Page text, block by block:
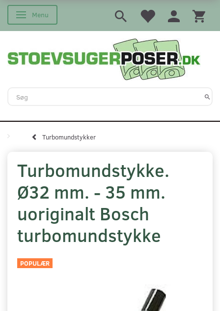
Skifte navigation
Menu
Turbomundstykker
Turbomundstykke.
Ø32 mm. - 35 mm.
uoriginalt Bosch
turbomundstykke
POPULÆR